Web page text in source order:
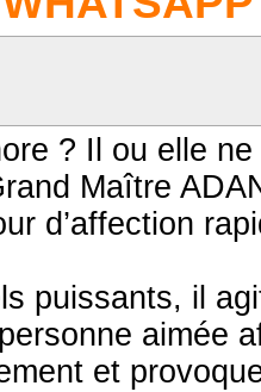
? Il ou elle
Maître
d’affection
puissants, il
aimée
et